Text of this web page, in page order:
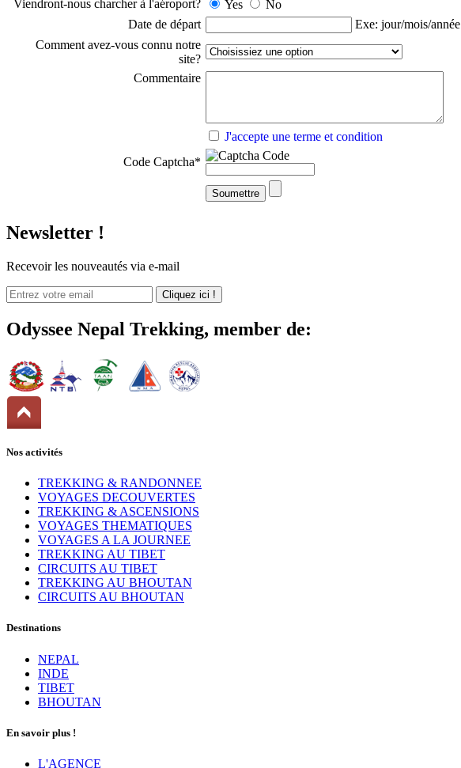
Viendront-nous charcher à l'aéroport?
Yes
No
Date de départ
Exe: jour/mois/année
Comment avez-vous connu notre
site?
Commentaire
J'accepte une terme et condition
Code Captcha*
Newsletter !
Recevoirles nouveautés via e-mail
Odyssee Nepal Trekking, member de:
Nos activités
TREKKING & RANDONNEE
VOYAGES DECOUVERTES
TREKKING & ASCENSIONS
VOYAGES THEMATIQUES
VOYAGES A LA JOURNEE
TREKKING AU TIBET
CIRCUITS AU TIBET
TREKKING AU BHOUTAN
CIRCUITS AU BHOUTAN
Destinations
NEPAL
INDE
TIBET
BHOUTAN
En savoir plus !
L'AGENCE